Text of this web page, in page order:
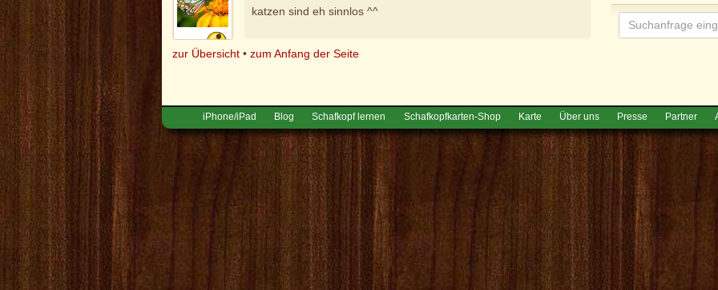
katzen sind eh sinnlos ^^
zur Übersicht •zum Anfang der Seite
iPhone/iPad Blog Schafkopf lernen Schafkopfkarten-Shop Karte Über uns Presse Partner